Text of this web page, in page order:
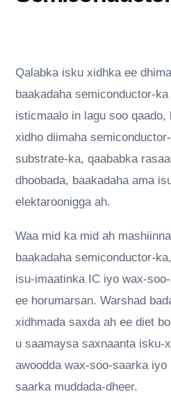
Qalabka isku xidhka ee
baakadaha semiconductor-
isticmaalo in lagu soo qaado,
xidho diimaha
substrate-ka, qaababka
dhoobada, baakadaha ama
elektaroonigga ah.
Waa mid ka mid ah
baakadaha semiconductor-
isu-imaatinka IC iyo wax-
ee horumarsan. Warshad
xidhmada saxda ah ee diet
u saamaysa saxnaanta isku-
awoodda wax-soo-saarka
saarka muddada-dheer.